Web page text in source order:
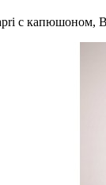
с капюшоном,